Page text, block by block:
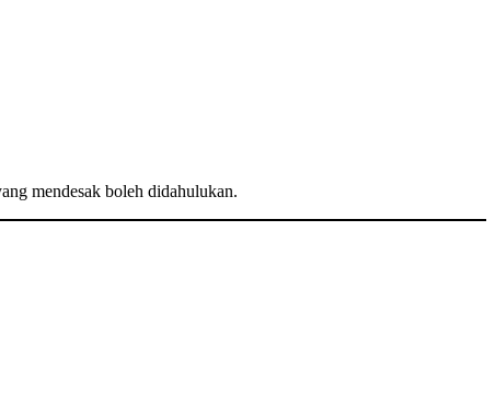
mendesak boleh didahulukan.